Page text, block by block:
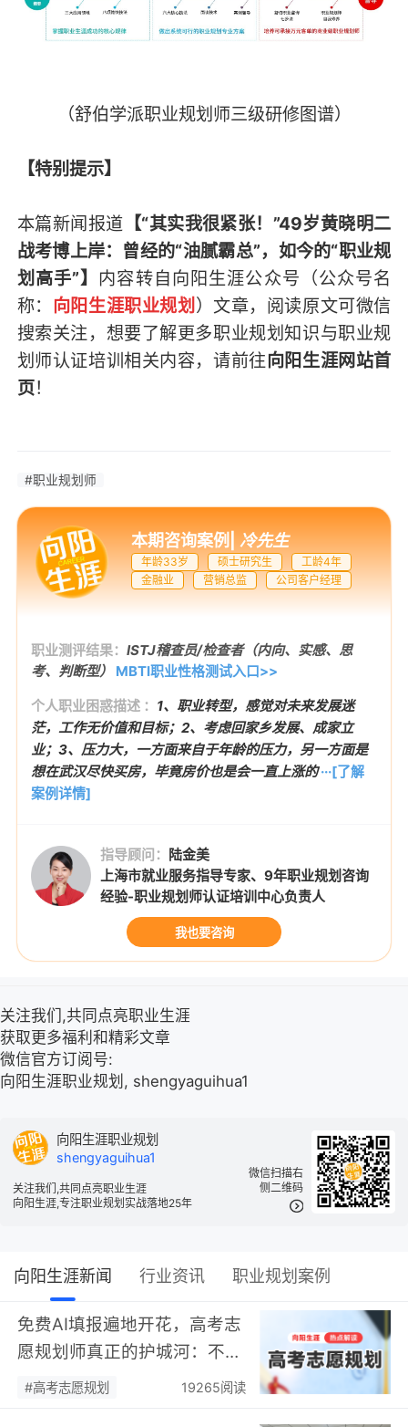
（舒伯学派职业规划师三级研修图谱）
【特别提示】
本篇新闻报道 【“其实我很紧张！”49岁黄晓明二
战考博上岸：曾经的“油腻霸总”，如今的“职业规
划高手”】 内容转自向阳生涯公众号（公众号名
称： 向阳生涯职业规划 ） 文章，阅读原文可微信
搜索关注，想要了解更多职业规划知识与职业规
划师认证培训相关内容，请前往向阳生涯网站首
页！
#职业规划师
本期咨询案例|冷先生
年龄33岁 硕士研究生
工龄4年
金融业
营销总监 公司客户经理
职业测评结果： ISTJ稽查员/检查者（内向、实感、思
考、判断型）
MBTI职业性格测试入口>>
个人职业困惑描述 ： 1、职业转型，感觉对未来发展迷
茫，工作无价值和目标；2、考虑回家乡发展、成家立
业；3、压力大，一方面来自于年龄的压力，另一方面是
想在武汉尽快买房，毕竟房价也是会一直上涨的 ···[了解
案例详情]
指导顾问： 陆金美
上海市就业服务指导专家、9年职业规划咨询
经验-职业规划师认证培训中心负责人
我也要咨询
关注我们,共同点亮职业生涯
获取更多福利和精彩文章
微信官方订阅号:
向阳生涯职业规划, shengyaguihua1
微信扫描右
侧二维码
向阳生涯职业规划
shengyaguihua1
关注我们,共同点亮职业生涯
向阳生涯,专注职业规划实战落地25年
向阳生涯新闻 行业资讯 职业规划案例
免费AI填报遍地开花，高考志
愿规划师真正的护城河：不靠
数据，靠“人”…
#高考志愿规划 19265阅读